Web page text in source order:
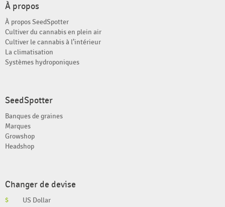
À propos
À propos SeedSpotter
Cultiver du cannabis en plein air
Cultiver le cannabis à l’intérieur
La climatisation
Systèmes hydroponiques
SeedSpotter
Banques de graines
Marques
Growshop
Headshop
Changer de devise
$
US Dollar